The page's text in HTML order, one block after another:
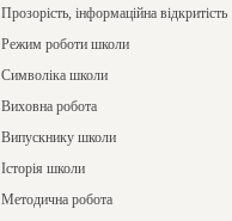
Прозорість, інформаційна відкритість
Режим роботи школи
Символіка школи
Виховна робота
Випускнику школи
Історія школи
Методична робота